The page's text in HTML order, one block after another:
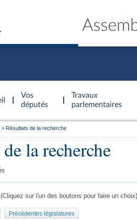
Vos
députés
Travaux
parlementaires
Résultats de la recherche
la recherche
(Cliquez sur l'un des boutons pour faire un choix)
Précédentes législatures